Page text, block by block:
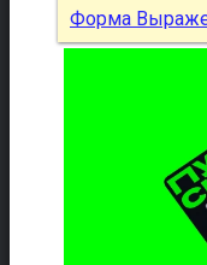
Форма